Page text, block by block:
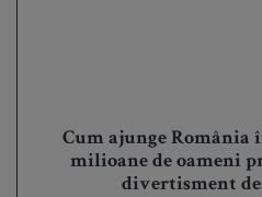
Cum ajunge România
milioane de oameni
divertisment